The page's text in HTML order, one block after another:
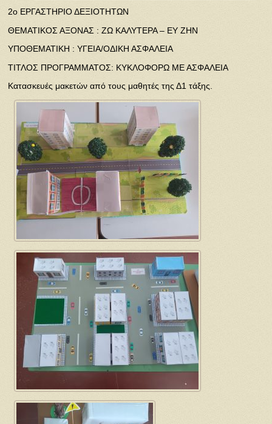
2ο ΕΡΓΑΣΤΗΡΙΟ ΔΕΞΙΟΤΗΤΩΝ
ΘΕΜΑΤΙΚΟΣ ΑΞΟΝΑΣ : ΖΩ ΚΑΛΥΤΕΡΑ – ΕΥ ΖΗΝ
ΥΠΟΘΕΜΑΤΙΚΗ : ΥΓΕΙΑ/ΟΔΙΚΗ ΑΣΦΑΛΕΙΑ
ΤΙΤΛΟΣ ΠΡΟΓΡΑΜΜΑΤΟΣ: ΚΥΚΛΟΦΟΡΩ ΜΕ ΑΣΦΑΛΕΙΑ
Κατασκευές μακετών από τους μαθητές της Δ1 τάξης.